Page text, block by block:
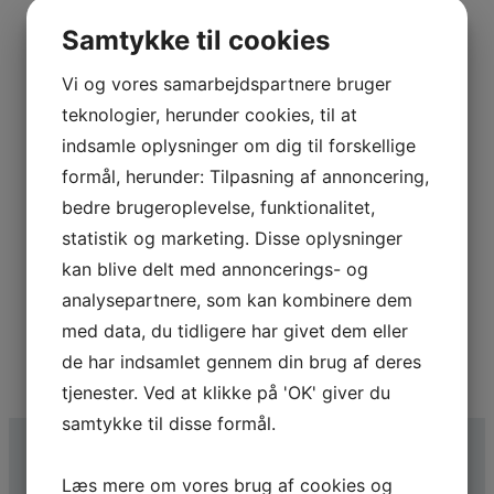
Vi satser vi på det gode og langvarige samarbejde med
vores kunder, med alle de fordele, det indebærer.
Vi ved, hvad vi snakker om
Vi går ikke på kompromis med kvaliteten eller materialer
og søger for at tilpasse materialerne til den
pågældende arbejdsopgave.​
Samtykke til cookies
Vi og vores samarbejdspartnere bruger
teknologier, herunder cookies, til at
indsamle oplysninger om dig til forskellige
formål, herunder: Tilpasning af annoncering,
bedre brugeroplevelse, funktionalitet,
statistik og marketing. Disse oplysninger
kan blive delt med annoncerings- og
analysepartnere, som kan kombinere dem
med data, du tidligere har givet dem eller
de har indsamlet gennem din brug af deres
tjenester. Ved at klikke på 'OK' giver du
samtykke til disse formål.
Læs mere om vores brug af cookies og